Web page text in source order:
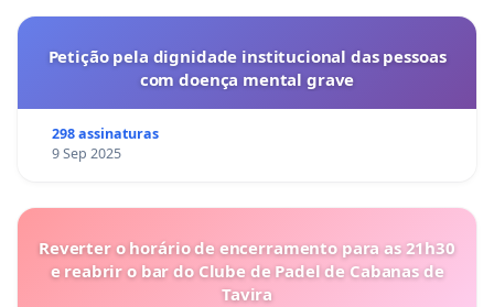
Petição pela dignidade institucional das pessoas
com doença mental grave
298 assinaturas
9 Sep 2025
Reverter o horário de encerramento para as 21h30
e reabrir o bar do Clube de Padel de Cabanas de
Tavira